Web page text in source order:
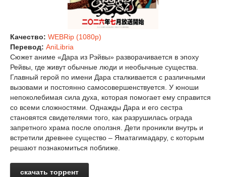
Качество: WEBRip (1080p)
Перевод: AniLibria
Сюжет аниме «Дара из Рэйвы» разворачивается в эпоху
Рейвы, где живут обычные люди и необычные существа.
Главный герой по имени Дара сталкивается с различными
вызовами и постоянно самосовершенствуется. У юноши
непоколебимая сила духа, которая помогает ему справится
со всеми сложностями. Однажды Дара и его сестра
становятся свидетелями того, как разрушилась ограда
запретного храма после оползня. Дети проникли внутрь и
встретили древнее существо – Яматагимадару, с которым
решают познакомиться поближе.
скачать торрент